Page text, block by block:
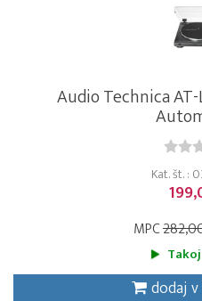
Audio Technica
Kat. št. :
MPC
dodaj